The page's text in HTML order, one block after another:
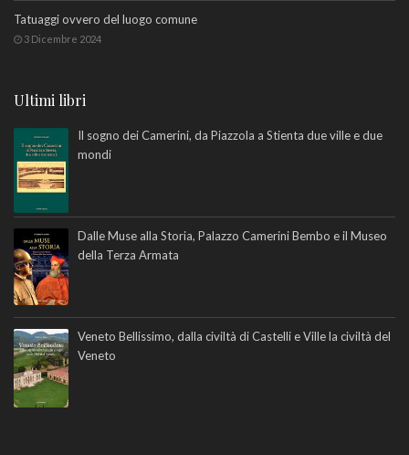
Tatuaggi ovvero del luogo comune
3 Dicembre 2024
Ultimi libri
Il sogno dei Camerini, da Piazzola a Stienta due ville e due
mondi
Dalle Muse alla Storia, Palazzo Camerini Bembo e il Museo
della Terza Armata
Veneto Bellissimo, dalla civiltà di Castelli e Ville la civiltà del
Veneto